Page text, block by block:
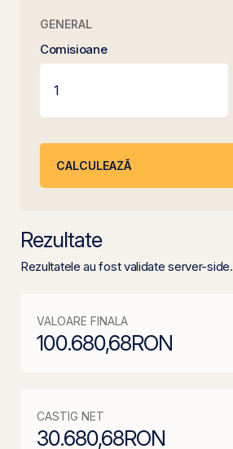
GENERAL
Comisioane
CALCULEAZĂ
Rezultate
Rezultatele au fost validate server-side.
VALOARE FINALA
100.680,68RON
CASTIG NET
30.680,68RON